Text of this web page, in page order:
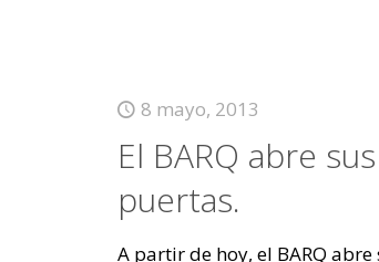
8 mayo, 2013
El BARQ abre sus
puertas.
A partir de hoy, el BARQ